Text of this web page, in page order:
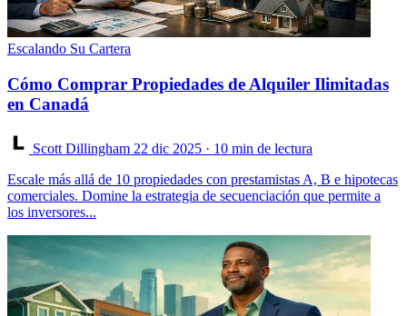
Escalando Su Cartera
Cómo Comprar Propiedades de Alquiler Ilimitadas
en Canadá
Scott Dillingham 22 dic 2025 · 10 min de lectura
Escale más allá de 10 propiedades con prestamistas A, B e hipotecas
comerciales. Domine la estrategia de secuenciación que permite a
los inversores...